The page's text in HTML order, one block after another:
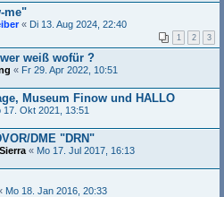
me"
« Di 13. Aug 2024, 22:40
1 2 3
weiß wofür ?
« Fr 29. Apr 2022, 10:51
Museum Finow und HALLO
17. Okt 2021, 13:51
DME "DRN"
« Mo 17. Jul 2017, 16:13
Mo 18. Jan 2016, 20:33